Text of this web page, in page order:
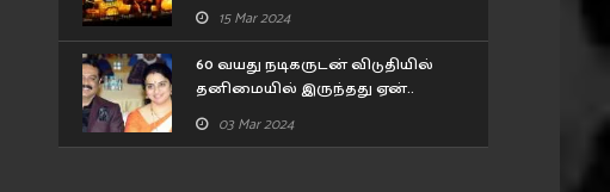
அங்காடித்தெரு நடிகர்.. ரகசியம்
உடைத்த பிரபல நடிகர்!
15 Mar 2024
60 வயது நடிகருடன் விடுதியில்
தனிமையில் இருந்தது ஏன்..
உண்மையை கூறிய 43 வயது
நடிகை..
03 Mar 2024